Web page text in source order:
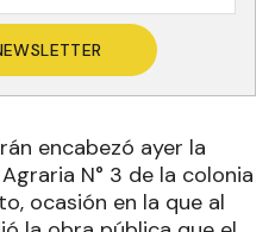
encabezó ayer la
N° 3 de la colonia
ocasión en la que al